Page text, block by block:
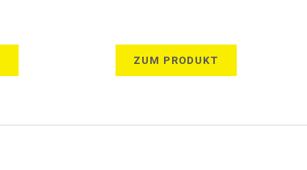
ZUM PRODUKT